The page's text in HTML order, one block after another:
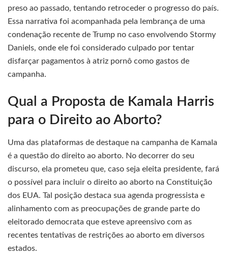
preso ao passado, tentando retroceder o progresso do país.
Essa narrativa foi acompanhada pela lembrança de uma
condenação recente de Trump no caso envolvendo Stormy
Daniels, onde ele foi considerado culpado por tentar
disfarçar pagamentos à atriz pornô como gastos de
campanha.
Qual a Proposta de Kamala Harris
para o Direito ao Aborto?
Uma das plataformas de destaque na campanha de Kamala
é a questão do direito ao aborto. No decorrer do seu
discurso, ela prometeu que, caso seja eleita presidente, fará
o possível para incluir o direito ao aborto na Constituição
dos EUA. Tal posição destaca sua agenda progressista e
alinhamento com as preocupações de grande parte do
eleitorado democrata que esteve apreensivo com as
recentes tentativas de restrições ao aborto em diversos
estados.